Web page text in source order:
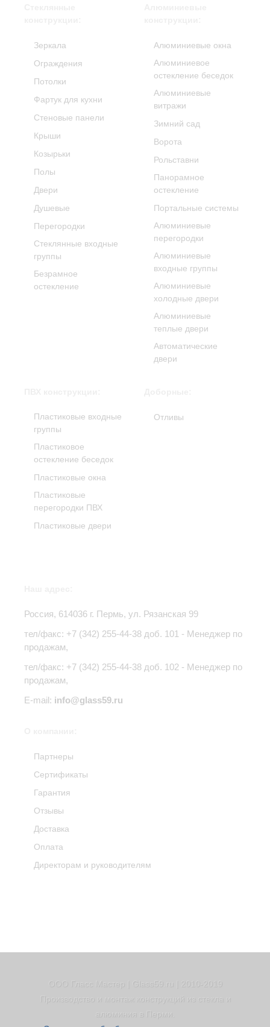
Зеркала
Ограждения
Потолки
Фартук для кухни
Стеновые панели
Крыши
Козырьки
Полы
Двери
Душевые
Перегородки
Стеклянные входные
группы
Безрамное
остекление
Алюминиевые окна
Алюминиевое
остекление беседок
Алюминиевые
витражи
Зимний сад
Ворота
Рольставни
Панорамное
остекление
Портальные системы
Алюминиевые
перегородки
Алюминиевые
входные группы
Алюминиевые
холодные двери
Алюминиевые
теплые двери
Автоматические
двери
Пластиковые входные
группы
Пластиковое
остекление беседок
Пластиковые окна
Пластиковые
перегородки ПВХ
Пластиковые двери
Отливы
Россия, 614036 г. Пермь, ул. Рязанская 99
тел/факс: +7 (342) 255-44-38 доб. 101 - Менеджер по
продажам,
тел/факс: +7 (342) 255-44-38 доб. 102 - Менеджер по
продажам,
E-mail: info@glass59.ru
Партнеры
Сертификаты
Гарантия
Отзывы
Доставка
Оплата
Директорам и руководителям
ООО Гласс Мастер | Glass59.ru | 2010-2019
Производство и монтаж конструкций из стекла и
алюминия в Перми.